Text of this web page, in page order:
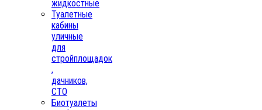
жидкостные
Туалетные
кабины
уличные
для
стройплощадок
,
дачников,
СТО
Биотуалеты